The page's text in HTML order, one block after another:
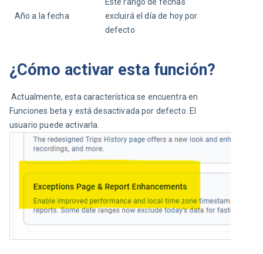
Año a la fecha
excluirá el día de hoy por
defecto
¿Cómo activar esta función?
Actualmente, esta característica se encuentra en
Funciones beta y está desactivada por defecto. El
usuario puede activarla.